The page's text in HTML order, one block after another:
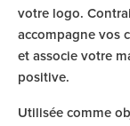
votre logo.
accompagne vos
et associe votre
positive.
Utilisée comme